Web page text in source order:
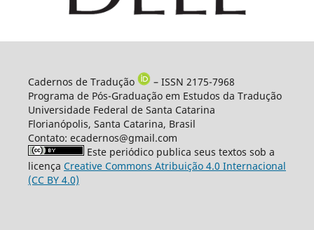
Cadernos de Tradução
– ISSN 2175-7968
Programa de Pós-Graduação em Estudos da Tradução
Universidade Federal de Santa Catarina
Florianópolis, Santa Catarina, Brasil
Contato: ecadernos@gmail.com
Este periódico publica seus textos sob a
licença Creative Commons Atribuição 4.0 Internacional
(CC BY 4.0)